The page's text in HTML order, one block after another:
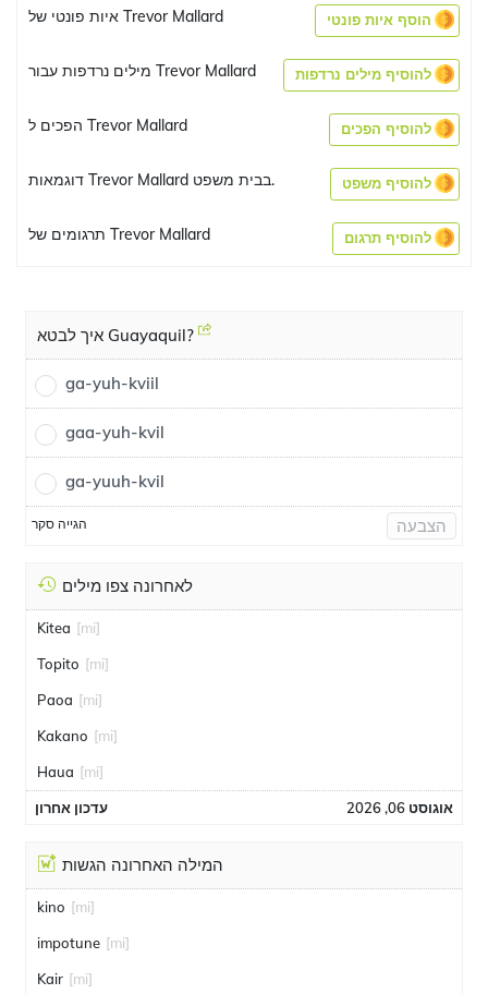
איות פונטי של Trevor Mallard הוסף איות פונטי
מילים נרדפות עבור Trevor Mallard להוסיף מילים נרדפות
הפכים ל Trevor Mallard להוסיף הפכים
דוגמאות Trevor Mallard בבית משפט. להוסיף משפט
תרגומים של Trevor Mallard להוסיף תרגום
איך לבטא Guayaquil?
ga-yuh-kviil
gaa-yuh-kvil
ga-yuuh-kvil
הגייה סקר הצבעה
לאחרונה צפו מילים
Kitea [mi]
Topito [mi]
Paoa [mi]
Kakano [mi]
Haua [mi]
עדכון אחרון אוגוסט 06, 2026
המילה האחרונה הגשות
kino [mi]
impotune [mi]
Kair [mi]